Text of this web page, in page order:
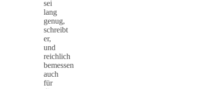
sei
lang
genug,
schreibt
er,
und
reichlich
bemessen
auch
für